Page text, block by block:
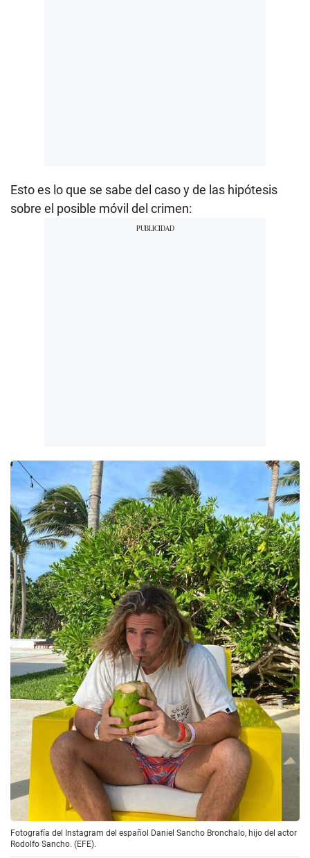
Esto es lo que se sabe del caso y de las hipótesis
sobre el posible móvil del crimen:
Fotografía del Instagram del español Daniel Sancho Bronchalo, hijo del actor
Rodolfo Sancho. (EFE).